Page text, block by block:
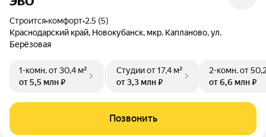
Строится•комфорт•2.5 (5)
Краснодарский край, Новокубанск, мкр. Капланово, ул.
Берёзовая
1-комн.от 30,4 м²
от 5,5 млн ₽
Студииот 17,4 м²
от 3,3 млн ₽
2-комн.от
от 6,6 млн ₽
Позвонить